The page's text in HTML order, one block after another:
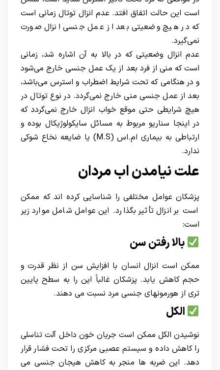
است این حالت اتفاق افتد. عدم انزال توتال زمانی است
که در هیچ وضعیتی بعد از عمل جنسی انزال صورت
نمی‌گیرد.
عدم انزال وضعیتی که در بالا به آن اشاره شد، زمانی
است که منی از فرد بعد از یک عمل جنسی خارج می‌شود
و در هنگامی که تحت شرایط اضطراب و استرس می‌باشد،
بعد از عمل جنسی منی خارج نمی‌گردد. در نوع توتال در
هیچ شرایطی حتی موقع خواب انزال خارج نمی‌گردد که
در اینجا سناریو مربوط به مسائل سایکولوژیکال بوده و
ارتباطی به بیماری ام.اس (M.S) یا ضایعه نخاع شوکی
ندارد.
علت نیامدن اب مردان
پزشکان عوامل مختلفی را شناسایی کرده اند که ممکن
است بر انزال تأثیر بگذارد. این عوامل شامل موارد زیر
است:
بالا رفتن سن
ممکن است انزال انسان با افزایش سن از نظر قدرت و
حجم کاهش یابد. پزشکان غالباً این را به سطح پایین
تری از هورمونهای جنسی مرد نسبت می دهند.
الکل
نوشیدن الکل ممکن است جریان خون داخل آلت تناسلی
را کاهش داده و سیستم عصبی مرکزی را تحت فشار قرار
دهد. این ضربه ها منجر به کاهش هیجان جنسی می